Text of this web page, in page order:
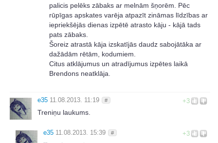
palicis pelēks zābaks ar melnām šņorēm. Pēc
rūpīgas apskates varēja atpazīt zināmas līdzības ar
iepriekšējās dienas izpētē atrasto kāju - kājā tads
pats zābaks.
Šoreiz atrastā kāja izskatījās daudz sabojātāka ar
dažādām rētām, kodumiem.
Citus atklājumus un atradījumus izpētes laikā
Brendons neatklāja.
+3
e35 11.08.2013. 11:19 #
Treniņu laukums.
+3
e35 11.08.2013. 15:39 #